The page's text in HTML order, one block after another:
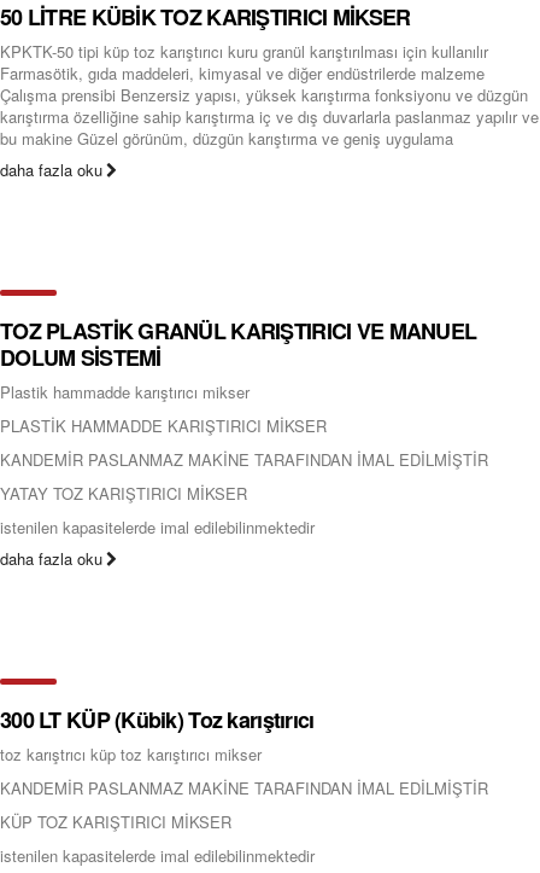
50 LİTRE KÜBİK TOZ KARIŞTIRICI MİKSER
KPKTK-50 tipi küp toz karıştırıcı kuru granül karıştırılması için kullanılır
Farmasötik, gıda maddeleri, kimyasal ve diğer endüstrilerde malzeme
Çalışma prensibi Benzersiz yapısı, yüksek karıştırma fonksiyonu ve düzgün
karıştırma özelliğine sahip karıştırma iç ve dış duvarlarla paslanmaz yapılır ve
bu makine Güzel görünüm, düzgün karıştırma ve geniş uygulama
daha fazla oku
TOZ PLASTİK GRANÜL KARIŞTIRICI VE MANUEL
DOLUM SİSTEMİ
Plastik hammadde karıştırıcı mikser
PLASTİK HAMMADDE KARIŞTIRICI MİKSER
KANDEMİR PASLANMAZ MAKİNE TARAFINDAN İMAL EDİLMİŞTİR
YATAY TOZ KARIŞTIRICI MİKSER
istenilen kapasitelerde imal edilebilinmektedir
daha fazla oku
300 LT KÜP (Kübik) Toz karıştırıcı
toz karıştrıcı küp toz karıştırıcı mikser
KANDEMİR PASLANMAZ MAKİNE TARAFINDAN İMAL EDİLMİŞTİR
KÜP TOZ KARIŞTIRICI MİKSER
istenilen kapasitelerde imal edilebilinmektedir